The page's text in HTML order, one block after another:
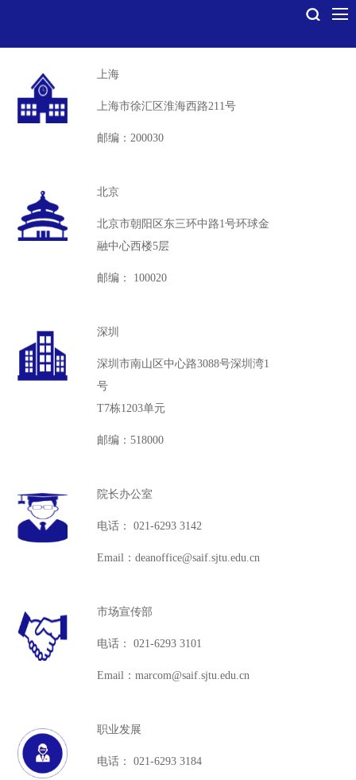
上海
上海市徐汇区淮海西路211号
邮编：200030
北京
北京市朝阳区东三环中路1号环球金
融中心西楼5层
邮编： 100020
深圳
深圳市南山区中心路3088号深圳湾1
号
T7栋1203单元
邮编：518000
院长办公室
电话： 021-6293 3142
Email：deanoffice@saif.sjtu.edu.cn
市场宣传部
电话： 021-6293 3101
Email：marcom@saif.sjtu.edu.cn
职业发展
电话： 021-6293 3184